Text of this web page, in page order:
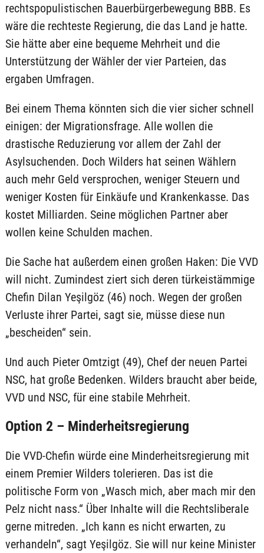
rechtspopulistischen Bauerbürgerbewegung BBB. Es
wäre die rechteste Regierung, die das Land je hatte.
Sie hätte aber eine bequeme Mehrheit und die
Unterstützung der Wähler der vier Parteien, das
ergaben Umfragen.
Bei einem Thema könnten sich die vier sicher schnell
einigen: der Migrationsfrage. Alle wollen die
drastische Reduzierung vor allem der Zahl der
Asylsuchenden. Doch Wilders hat seinen Wählern
auch mehr Geld versprochen, weniger Steuern und
weniger Kosten für Einkäufe und Krankenkasse. Das
kostet Milliarden. Seine möglichen Partner aber
wollen keine Schulden machen.
Die Sache hat außerdem einen großen Haken: Die VVD
will nicht. Zumindest ziert sich deren türkeistämmige
Chefin Dilan Yeşilgöz (46) noch. Wegen der großen
Verluste ihrer Partei, sagt sie, müsse diese nun
„bescheiden“ sein.
Und auch Pieter Omtzigt (49), Chef der neuen Partei
NSC, hat große Bedenken. Wilders braucht aber beide,
VVD und NSC, für eine stabile Mehrheit.
Option 2 – Minderheitsregierung
Die VVD-Chefin würde eine Minderheitsregierung mit
einem Premier Wilders tolerieren. Das ist die
politische Form von „Wasch mich, aber mach mir den
Pelz nicht nass.“ Über Inhalte will die Rechtsliberale
gerne mitreden. „Ich kann es nicht erwarten, zu
verhandeln“, sagt Yeşilgöz. Sie will nur keine Minister